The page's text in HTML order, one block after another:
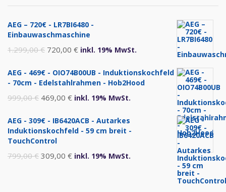
AEG – 720€ - LR7BI6480 -
Einbauwaschmaschine
1.299,00€ Ursprünglicher
war:
720,00 €Aktueller
ist:
inkl. 19% MwSt.
AEG - 469€ - OIO74B00UB - Induktionskochfeld
- 70cm - Edelstahlrahmen - Hob2Hood
999,00€ Ursprünglicher
war:
999,00 €
469,00 €Aktueller
ist:
inkl. 19% MwSt.
AEG - 309€ - IB6420ACB - Autarkes
Induktionskochfeld - 59 cm breit -
TouchControl
799,00€ Ursprünglicher
309,00 €Aktueller
inkl. 19% MwSt.